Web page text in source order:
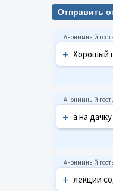
Отправить
+ Хорошый
+ а на
+ лекции